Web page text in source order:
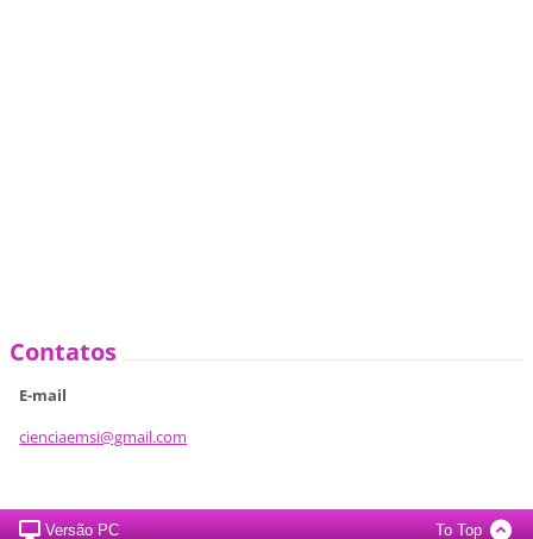
Contatos
E-mail
cienciaemsi@gmail.com
Versão PC To Top